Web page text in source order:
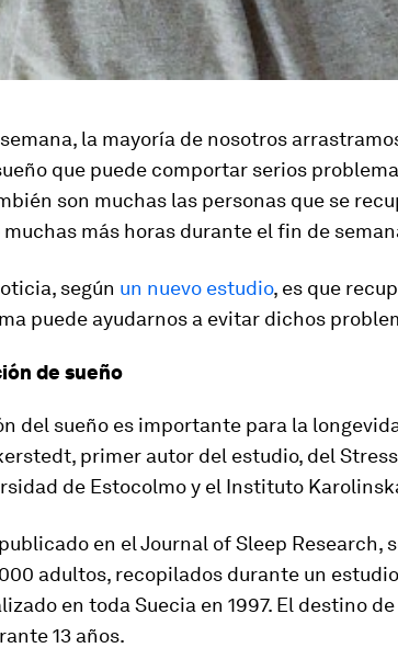
la mayoría de nosotros
que puede comportar serios
son muchas las personas que se
más horas durante el fin de
según un nuevo estudio, es que
puede ayudarnos a evitar dichos
de sueño
del sueño es importante para la
primer autor del estudio, del
de Estocolmo y el Instituto
en elJournal of Sleep Research,
adultos, recopilados durante un
en toda Suecia en 1997. El destino
13 años.